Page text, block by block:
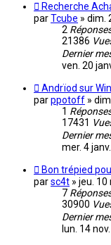
Recherche
parTcube » dim.
2
21386
Dernier
ven. 20
Andrïod sur
parppotoff »
1
17431
Dernier
mer. 4
Bon trépied
parsc4t » jeu. 10
7
30900
Dernier
lun. 14